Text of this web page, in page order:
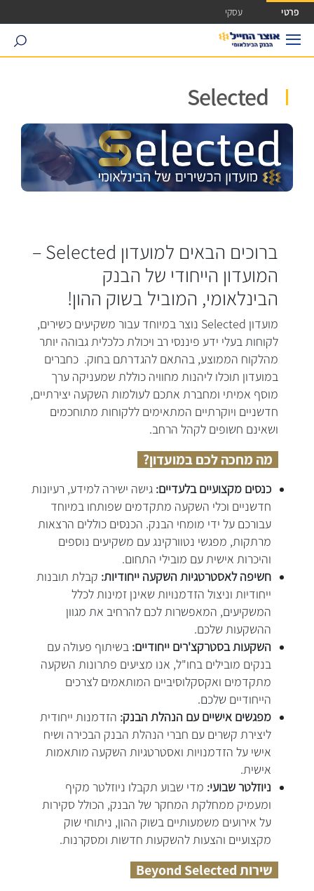
גישה ישירה לכפתור כניסה לחשבונך
פרטי עסקי
search
Selected
ברוכים הבאים למועדון Selected –
המועדון הייחודי של הבנק
הבינלאומי, המוביל בשוק ההון!
מועדון Selected נוצר במיוחד עבור משקיעים כשירים,
לקוחות בעלי ידע פיננסי רב ויכולת כלכלית גבוהה יותר
מהלקוח הממוצע, בהתאם להגדרתם בחוק. כחברים
במועדון תוכלו ליהנות מחוויה כוללת שמעניקה ערך
מוסף אמיתי ומחברת אתכם לעולמות השקעה יצירתיים,
חדשניים ויוקרתיים המתאימים ללקוחות מתוחכמים
ושאינם חשופים לקהל הרחב.
מה מחכה לכם במועדון?
כנסים מקצועיים בלעדיים: גישה ישירה למידע, רעיונות
חדשניים וכלי השקעה מתקדמים שפותחו במיוחד
עבורכם על ידי מומחי הבנק. הכנסים כוללים הרצאות
מרתקות, מפגשי נטוורקינג עם משקיעים נוספים
והיכרות אישית עם מובילי התחום.
חשיפה לאסטרטגיות השקעה ייחודיות: קבלת תובנות
ייחודיות וניצול הזדמנויות שאינן זמינות לכלל
המשקיעים, המאפשרות לכם להרחיב את מגוון
ההשקעות שלכם.
השקעות בסטרקצ'רים ייחודיים: בשיתוף פעולה עם
בנקים מובילים בחו"ל, אנו מציעים פתרונות השקעה
מתקדמים ואקסקלוסיביים המותאמים לצרכים
הייחודיים שלכם.
מפגשים אישיים עם הנהלת הבנק: הזדמנות ייחודית
ליצירת קשרים עם חברי הנהלת הבנק הבכירה ושיח
אישי על הזדמנויות ואסטרטגיות השקעה מותאמות
אישית.
ניוזלטר שבועי: מדי שבוע תקבלו ניוזלטר מקיף
ומעמיק ממחלקת המחקר של הבנק, הכולל סקירות
על אירועים משמעותיים בשוק ההון, ניתוחי שוק
מקצועיים והצעות להשקעות חדשות ומסקרנות.
שירות Beyond Selected